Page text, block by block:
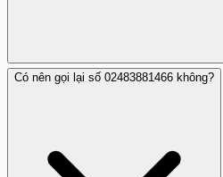
Nếu 02483881466 gọi liên tục,
hành vi làm phiền này.
Có nên gọi lại số 02483881466 không?